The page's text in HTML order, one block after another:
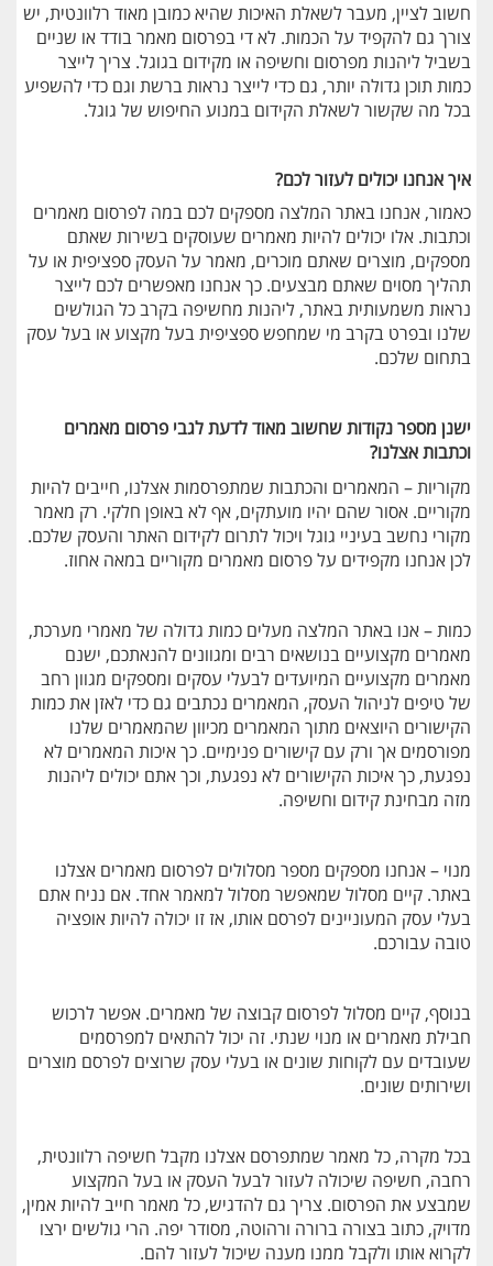
חשוב לציין, מעבר לשאלת האיכות שהיא כמובן מאוד רלוונטית, יש
צורך גם להקפיד על הכמות. לא די בפרסום מאמר בודד או שניים
בשביל ליהנות מפרסום וחשיפה או מקידום בגוגל. צריך לייצר
כמות תוכן גדולה יותר, גם כדי לייצר נראות ברשת וגם כדי להשפיע
בכל מה שקשור לשאלת הקידום במנוע החיפוש של גוגל.
איך אנחנו יכולים לעזור לכם?
כאמור, אנחנו באתר המלצה מספקים לכם במה לפרסום מאמרים
וכתבות. אלו יכולים להיות מאמרים שעוסקים בשירות שאתם
מספקים, מוצרים שאתם מוכרים, מאמר על העסק ספציפית או על
תהליך מסוים שאתם מבצעים. כך אנחנו מאפשרים לכם לייצר
נראות משמעותית באתר, ליהנות מחשיפה בקרב כל הגולשים
שלנו ובפרט בקרב מי שמחפש ספציפית בעל מקצוע או בעל עסק
בתחום שלכם.
ישנן מספר נקודות שחשוב מאוד לדעת לגבי פרסום מאמרים
וכתבות אצלנו?
מקוריות – המאמרים והכתבות שמתפרסמות אצלנו, חייבים להיות
מקוריים. אסור שהם יהיו מועתקים, אף לא באופן חלקי. רק מאמר
מקורי נחשב בעיניי גוגל ויכול לתרום לקידום האתר והעסק שלכם.
לכן אנחנו מקפידים על פרסום מאמרים מקוריים במאה אחוז.
כמות – אנו באתר המלצה מעלים כמות גדולה של מאמרי מערכת,
מאמרים מקצועיים בנושאים רבים ומגוונים להנאתכם, ישנם
מאמרים מקצועיים המיועדים לבעלי עסקים ומספקים מגוון רחב
של טיפים לניהול העסק, המאמרים נכתבים גם כדי לאזן את כמות
הקישורים היוצאים מתוך המאמרים מכיוון שהמאמרים שלנו
מפורסמים אך ורק עם קישורים פנימיים. כך איכות המאמרים לא
נפגעת, כך איכות הקישורים לא נפגעת, וכך אתם יכולים ליהנות
מזה מבחינת קידום וחשיפה.
מנוי – אנחנו מספקים מספר מסלולים לפרסום מאמרים אצלנו
באתר. קיים מסלול שמאפשר מסלול למאמר אחד. אם נניח אתם
בעלי עסק המעוניינים לפרסם אותו, אז זו יכולה להיות אופציה
טובה עבורכם.
בנוסף, קיים מסלול לפרסום קבוצה של מאמרים. אפשר לרכוש
חבילת מאמרים או מנוי שנתי. זה יכול להתאים למפרסמים
שעובדים עם לקוחות שונים או בעלי עסק שרוצים לפרסם מוצרים
ושירותים שונים.
בכל מקרה, כל מאמר שמתפרסם אצלנו מקבל חשיפה רלוונטית,
רחבה, חשיפה שיכולה לעזור לבעל העסק או בעל המקצוע
שמבצע את הפרסום. צריך גם להדגיש, כל מאמר חייב להיות אמין,
מדויק, כתוב בצורה ברורה ורהוטה, מסודר יפה. הרי גולשים ירצו
לקרוא אותו ולקבל ממנו מענה שיכול לעזור להם.